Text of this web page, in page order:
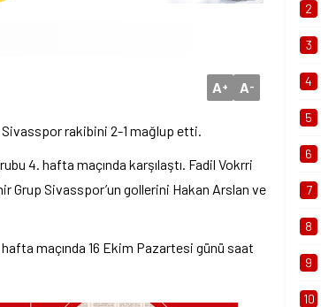
A+ A-
Sivasspor rakibini 2-1 mağlup etti.
4. hafta maçında karşılaştı. Fadil Vokrri
Grup Sivasspor’un gollerini Hakan Arslan ve
maçında 16 Ekim Pazartesi günü saat
2
3
4
5
6
7
8
9
10